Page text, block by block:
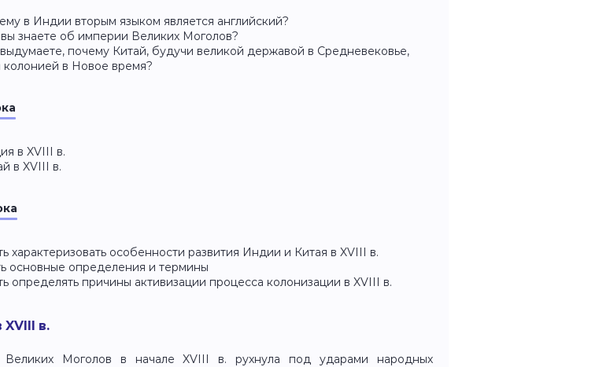
в Индии вторым языком является английский?
знаете об империи Великих Моголов?
почему Китай, будучи великой державой в Средневековье,
колонией в Новое время?
в XVIII в.
в XVIII в.
характеризовать особенности развития Индии и Китая в XVIII в.
основные определения и термины
определять причины активизации процесса колонизации в XVIII в.
в.
Великих Моголов в начале XVIII в. рухнула под ударами народных